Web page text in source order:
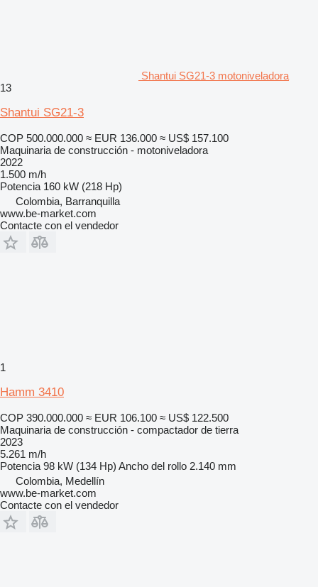
Shantui SG21-3 motoniveladora
13
Shantui SG21-3
COP 500.000.000 ≈ EUR 136.000 ≈ US$ 157.100
Maquinaria de construcción - motoniveladora
2022
1.500 m/h
Potencia 160 kW (218 Hp)
Colombia, Barranquilla
www.be-market.com
Contacte con el vendedor
1
Hamm 3410
COP 390.000.000 ≈ EUR 106.100 ≈ US$ 122.500
Maquinaria de construcción - compactador de tierra
2023
5.261 m/h
Potencia 98 kW (134 Hp) Ancho del rollo 2.140 mm
Colombia, Medellín
www.be-market.com
Contacte con el vendedor